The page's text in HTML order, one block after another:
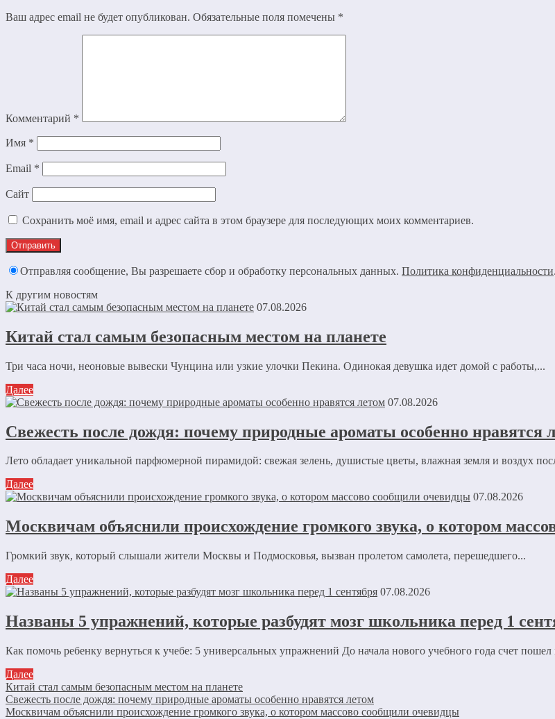
Ваш адрес email не будет опубликован. Обязательные поля помечены *
Комментарий *
Имя *
Email *
Сайт
Сохранить моё имя, email и адрес сайта в этом браузере для последующих моих комментариев.
Отправляя сообщение, Вы разрешаете сбор и обработку персональных данных. Политика конфиденциальности.
К другим новостям
07.08.2026
Китай стал самым безопасным местом на планете
Три часа ночи, неоновые вывески Чунцина или узкие улочки Пекина. Одинокая девушка идет домой с работы,...
Далее
07.08.2026
Свежесть после дождя: почему природные ароматы особенно нравятся
Лето обладает уникальной парфюмерной пирамидой: свежая зелень, душистые цветы, влажная земля и воздух
Далее
07.08.2026
Москвичам объяснили происхождение громкого звука, о котором
Громкий звук, который слышали жители Москвы и Подмосковья, вызван пролетом самолета, перешедшего...
Далее
07.08.2026
Названы 5 упражнений, которые разбудят мозг школьника перед 1
Как помочь ребенку вернуться к учебе: 5 универсальных упражнений До начала нового учебного года счет пошел
Далее
Китай стал самым безопасным местом на планете
Свежесть после дождя: почему природные ароматы особенно нравятся летом
Москвичам объяснили происхождение громкого звука, о котором массово сообщили очевидцы